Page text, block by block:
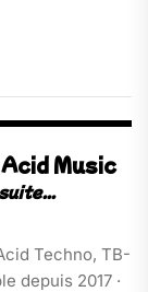
Music
Techno, TB-
depuis 2017 ·